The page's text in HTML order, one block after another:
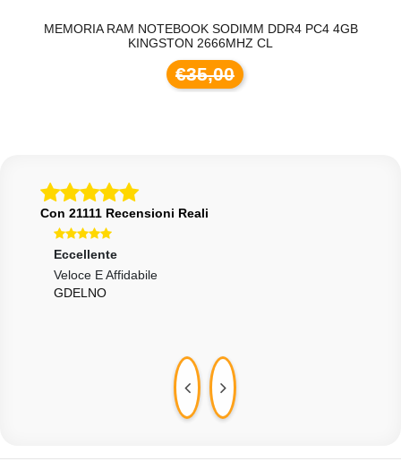
MEMORIA RAM NOTEBOOK SODIMM DDR4 PC4 4GB
KINGSTON 2666MHZ CL
€35,00
Con 21111 Recensioni Reali
Eccellente
Veloce E Affidabile
GDELNO